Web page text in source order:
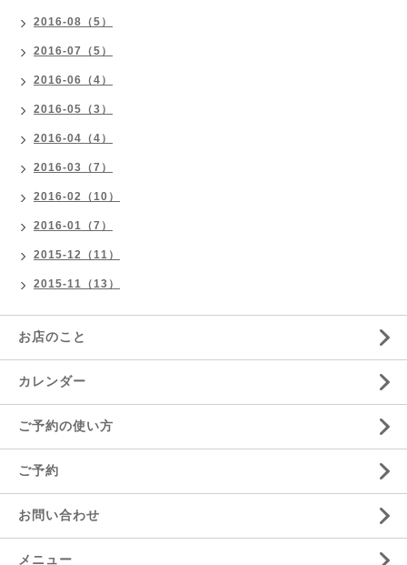
2016-08（5）
2016-07（5）
2016-06（4）
2016-05（3）
2016-04（4）
2016-03（7）
2016-02（10）
2016-01（7）
2015-12（11）
2015-11（13）
お店のこと
カレンダー
ご予約の使い方
ご予約
お問い合わせ
メニュー